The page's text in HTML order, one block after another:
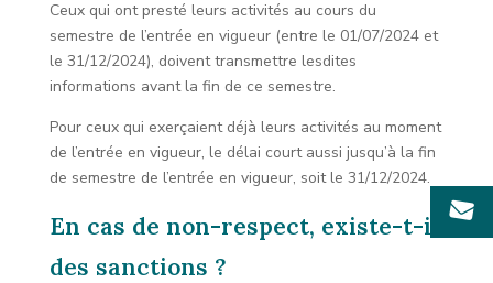
Ceux qui ont presté leurs activités au cours du
semestre de l’entrée en vigueur (entre le 01/07/2024 et
le 31/12/2024), doivent transmettre lesdites
informations avant la fin de ce semestre.
Pour ceux qui exerçaient déjà leurs activités au moment
de l’entrée en vigueur, le délai court aussi jusqu’à la fin
de semestre de l’entrée en vigueur, soit le 31/12/2024.
En cas de non-respect, existe-t-il
des sanctions ?